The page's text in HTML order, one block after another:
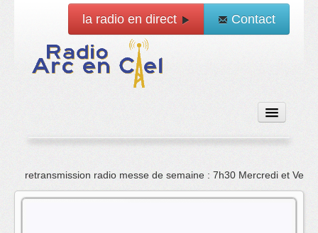
la radio en direct Contact
Accueil
Emissions
retransmission radio messe de semaine : 7h30 Mercredi et